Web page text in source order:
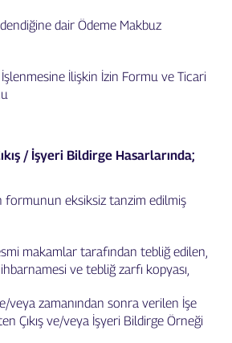
dair Ödeme Makbuz
İlişkin İzin Formu ve Ticari
/ İşyeri Bildirge Hasarlarında;
formunun eksiksiz tanzim edilmiş
makamlar tarafından tebliğ edilen,
ve tebliğ zarfı kopyası,
veya zamanından sonra verilen İşe
Çıkış ve/veya İşyeri Bildirge Örneği